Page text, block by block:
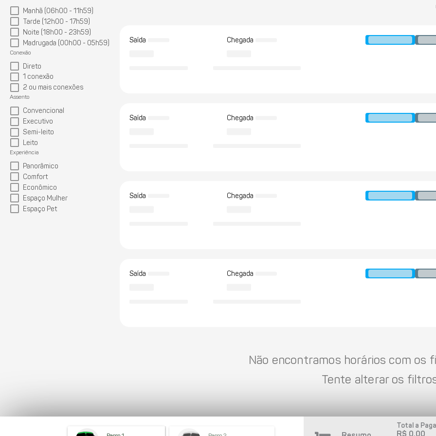
Manhã (06h00 - 11h59)
Tarde (12h00 - 17h59)
Noite (18h00 - 23h59)
Madrugada (00h00 - 05h59)
Conexão
Direto
1 conexão
2 ou mais conexões
Assento
Convencional
Executivo
Semi-leito
Leito
Experiência
Panorâmico
Comfort
Econômico
Espaço Mulher
Espaço Pet
Saída Chegada
Saída Chegada
Saída Chegada
Saída Chegada
Não encontramos horários com os
Tente alterar os
Total a
R$ 0,00